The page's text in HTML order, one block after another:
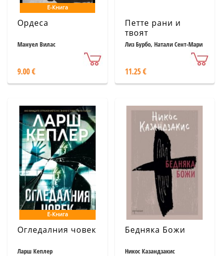
Е-Книга
Ордеса
Мануел Вилас
9.00 €
Петте рани и
твоят
професионален
Лиз Бурбо, Натали Сент-Мари
11.25 €
Е-Книга
Огледалния човек
Ларш Кеплер
Бедняка Божи
Никос Казандзакис